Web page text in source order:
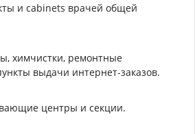
и cabinets врачей общей
химчистки, ремонтные
выдачи интернет-заказов.
центры и секции.